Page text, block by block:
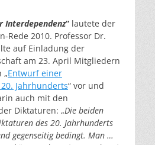
Interdependenz“ lautete der
Rede 2010. Professor Dr.
auf Einladung der
am 23. April Mitgliedern
„Entwurf einer
Jahrhunderts“ vor und
auch mit den
Diktaturen: „Die beiden
des 20. Jahrhunderts
gegenseitig bedingt. Man …